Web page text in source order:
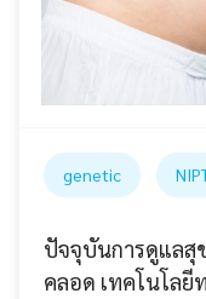
genetic
ปัจจุบันการดูแลสุ
คลอด เทคโนโล